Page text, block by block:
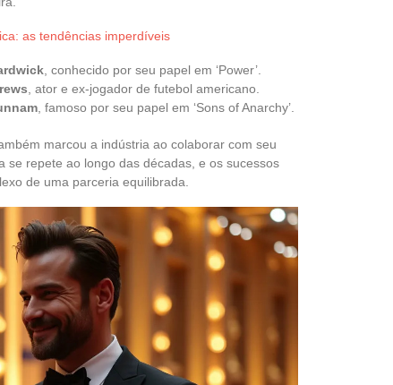
as tendências imperdíveis
, conhecido por seu papel em ‘Power’.
, ator e ex-jogador de futebol americano.
, famoso por seu papel em ‘Sons of Anarchy’.
marcou a indústria ao colaborar com seu
se repete ao longo das décadas, e os sucessos
de uma parceria equilibrada.